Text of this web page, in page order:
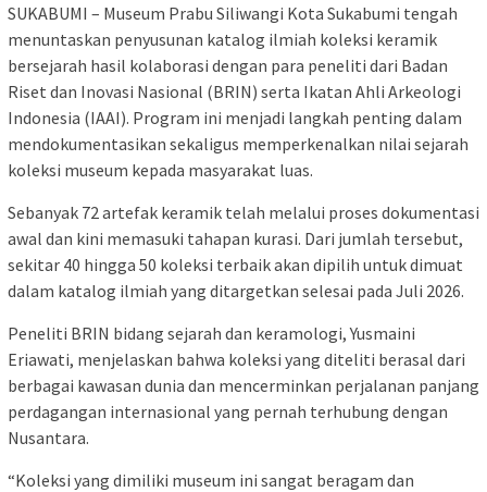
SUKABUMI – Museum Prabu Siliwangi Kota Sukabumi tengah
menuntaskan penyusunan katalog ilmiah koleksi keramik
bersejarah hasil kolaborasi dengan para peneliti dari Badan
Riset dan Inovasi Nasional (BRIN) serta Ikatan Ahli Arkeologi
Indonesia (IAAI). Program ini menjadi langkah penting dalam
mendokumentasikan sekaligus memperkenalkan nilai sejarah
koleksi museum kepada masyarakat luas.
Sebanyak 72 artefak keramik telah melalui proses dokumentasi
awal dan kini memasuki tahapan kurasi. Dari jumlah tersebut,
sekitar 40 hingga 50 koleksi terbaik akan dipilih untuk dimuat
dalam katalog ilmiah yang ditargetkan selesai pada Juli 2026.
Peneliti BRIN bidang sejarah dan keramologi, Yusmaini
Eriawati, menjelaskan bahwa koleksi yang diteliti berasal dari
berbagai kawasan dunia dan mencerminkan perjalanan panjang
perdagangan internasional yang pernah terhubung dengan
Nusantara.
“Koleksi yang dimiliki museum ini sangat beragam dan